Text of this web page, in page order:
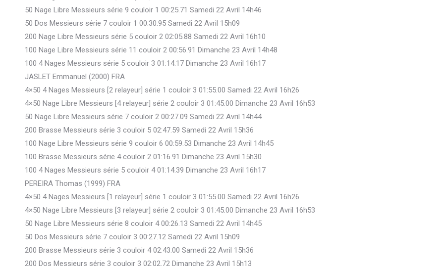
50 Nage Libre Messieurs série 9 couloir 1 00:25.71 Samedi 22 Avril 14h46
50 Dos Messieurs série 7 couloir 1 00:30.95 Samedi 22 Avril 15h09
200 Nage Libre Messieurs série 5 couloir 2 02:05.88 Samedi 22 Avril 16h10
100 Nage Libre Messieurs série 11 couloir 2 00:56.91 Dimanche 23 Avril 14h48
100 4 Nages Messieurs série 5 couloir 3 01:14.17 Dimanche 23 Avril 16h17
JASLET Emmanuel (2000) FRA
4×50 4 Nages Messieurs [2 relayeur] série 1 couloir 3 01:55.00 Samedi 22 Avril 16h26
4×50 Nage Libre Messieurs [4 relayeur] série 2 couloir 3 01:45.00 Dimanche 23 Avril 16h53
50 Nage Libre Messieurs série 7 couloir 2 00:27.09 Samedi 22 Avril 14h44
200 Brasse Messieurs série 3 couloir 5 02:47.59 Samedi 22 Avril 15h36
100 Nage Libre Messieurs série 9 couloir 6 00:59.53 Dimanche 23 Avril 14h45
100 Brasse Messieurs série 4 couloir 2 01:16.91 Dimanche 23 Avril 15h30
100 4 Nages Messieurs série 5 couloir 4 01:14.39 Dimanche 23 Avril 16h17
PEREIRA Thomas (1999) FRA
4×50 4 Nages Messieurs [1 relayeur] série 1 couloir 3 01:55.00 Samedi 22 Avril 16h26
4×50 Nage Libre Messieurs [3 relayeur] série 2 couloir 3 01:45.00 Dimanche 23 Avril 16h53
50 Nage Libre Messieurs série 8 couloir 4 00:26.13 Samedi 22 Avril 14h45
50 Dos Messieurs série 7 couloir 3 00:27.12 Samedi 22 Avril 15h09
200 Brasse Messieurs série 3 couloir 4 02:43.00 Samedi 22 Avril 15h36
200 Dos Messieurs série 3 couloir 3 02:02.72 Dimanche 23 Avril 15h13